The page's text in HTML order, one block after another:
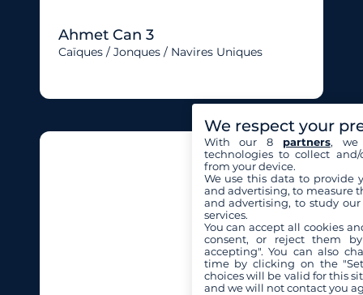
Ahmet Can 3
Caïques / Jonques / Navires Uniques
We respect your
With our 8 partners, we
technologies to collect
from your device.
We use this data to provide
and advertising, to measure
and advertising, to study
services.
You can accept all cookies
consent, or reject them
accepting". You can also
time by clicking on the
choices will be valid for this
and we will not contact you